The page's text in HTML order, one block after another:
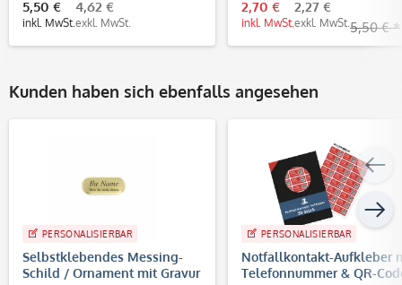
5,50 €
inkl. MwSt.
4,62 €
exkl. MwSt.
2,70 €
inkl. MwSt.
2,27 €
exkl. MwSt. 5,50 € *
Kunden haben sich ebenfalls angesehen
PERSONALISIERBAR
Selbstklebendes Messing-
Schild / Ornament mit Gravur
PERSONALISIERBAR
Notfallkontakt-Aufkleber
Telefonnummer & QR-